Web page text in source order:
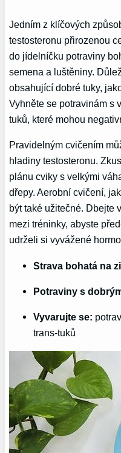
Jedním z klíčových
testosteronu přirozenou
do jídelníčku potraviny
semena a luštěniny.
obsahující dobré tuky,
Vyhněte se potravinám s
tuků, které mohou
Pravidelným cvičením
hladiny testosteronu.
plánu cviky s velkými
dřepy. Aerobní cvičení,
být také užitečné. Dbejte
mezi tréninky, abyste
udrželi si vyvážené
Strava bohatá na
Potraviny s
Vyvarujte se:
trans-tuků